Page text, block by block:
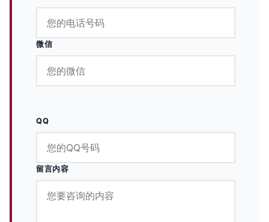
微信
QQ
留言内容